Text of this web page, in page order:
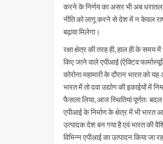
करने के निर्णय का असर भी अब धरातल
नीति को लागू करने से देश में न केवल
बढ़ावा मिलेगा।
रक्षा क्षेत्र की तरह ही, हाल ही के समय
किए जाने वाले एपीआई (ऐक्टिव
कोरोना महामारी के दौरान भारत
भारत में तो दवा उद्योग की इकाईयों में
फैसला लिया, आज स्थितियां पूर्णतः
एपीआई के निर्माण के क्षेत्र में भी भारत
उत्पादक देश बन गया है एवं भारत की
विभिन्न एपीआई का उत्पादन किया जा